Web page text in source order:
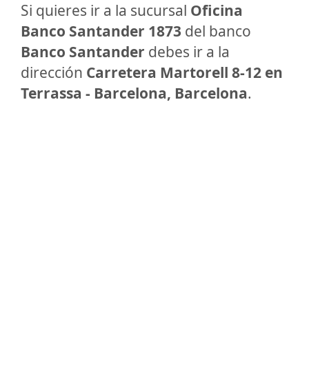
Si quieres ir a la sucursal Oficina
Banco Santander 1873 del banco
Banco Santander debes ir a la
dirección Carretera Martorell 8-12 en
Terrassa - Barcelona, Barcelona.